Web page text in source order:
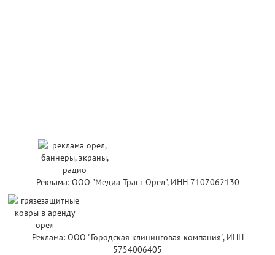
Реклама: ООО "Медиа Траст Орёл", ИНН 7107062130
Реклама: ООО "Городская клининговая компания", ИНН
5754006405